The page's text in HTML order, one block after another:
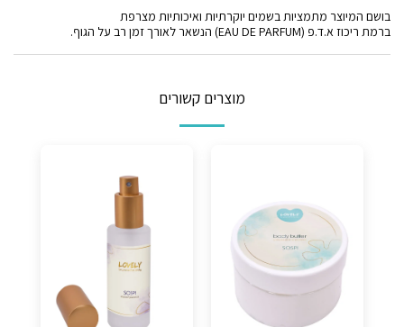
בושם המיוצר מתמציות בשמים יוקרתיות ואיכותיות מצרפת
ברמת ריכוז א.ד.פ (EAU DE PARFUM) הנשאר לאורך זמן רב על הגוף.
מוצרים קשורים